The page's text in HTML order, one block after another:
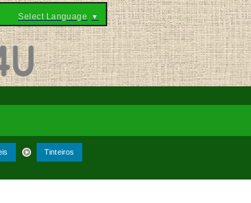
Select Language ▼
Tinteiros